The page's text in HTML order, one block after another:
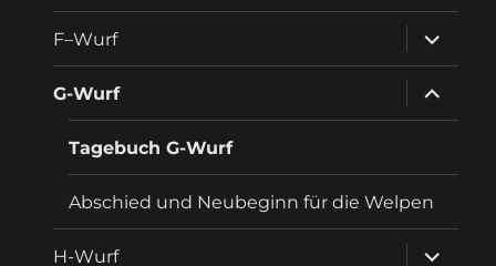
F–Wurf
anzeigen
G-Wurf
anzeigen
Tagebuch G-Wurf
Abschied und Neubeginn für die Welpen
H-Wurf